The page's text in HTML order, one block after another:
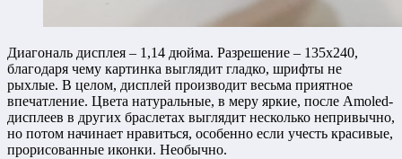
Диагональ дисплея – 1,14 дюйма. Разрешение – 135х240,
благодаря чему картинка выглядит гладко, шрифты не
рыхлые. В целом, дисплей производит весьма приятное
впечатление. Цвета натуральные, в меру яркие, после Amoled-
дисплеев в других браслетах выглядит несколько непривычно,
но потом начинает нравиться, особенно если учесть красивые,
прорисованные иконки. Необычно.